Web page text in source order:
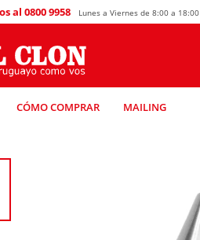
CÓMO COMPRAR MAILING
al 0800 9958 Lunes a Viernes de 8:00 a 18:00